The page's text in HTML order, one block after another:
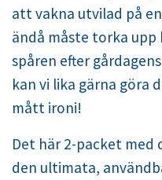
att vakna utvilad på
ändå måste torka upp
spåren efter
kan vi lika gärna göra
mått ironi!
Det här 2-packet med
den ultimata,